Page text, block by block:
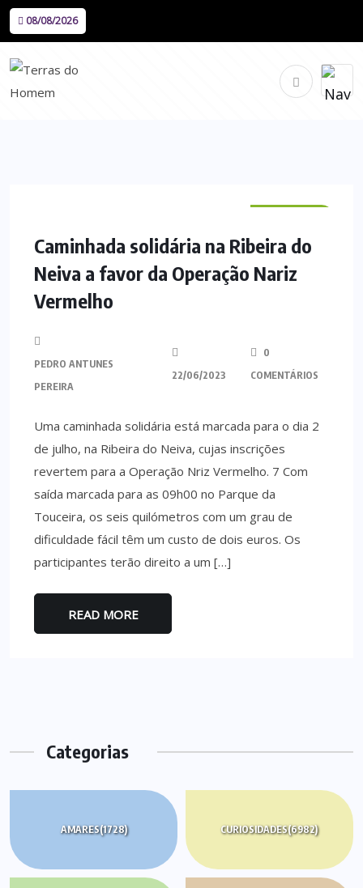
08/08/2026
Caminhada solidária na Ribeira do
Neiva a favor da Operação Nariz
Vermelho
PEDRO ANTUNES
PEREIRA
22/06/2023
0
COMENTÁRIOS
Uma caminhada solidária está marcada para o dia 2
de julho, na Ribeira do Neiva, cujas inscrições
revertem para a Operação Nriz Vermelho. 7 Com
saída marcada para as 09h00 no Parque da
Touceira, os seis quilómetros com um grau de
dificuldade fácil têm um custo de dois euros. Os
participantes terão direito a um […]
READ MORE
Categorias
AMARES(1728) CURIOSIDADES(6982)